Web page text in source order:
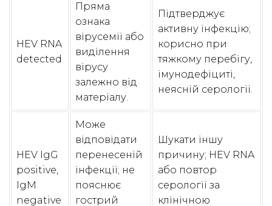
HEV RNA
detected
Пряма
ознака
вірусемії або
виділення
вірусу
залежно від
матеріалу.
Підтверджує
активну інфекцію;
корисно при
тяжкому перебігу,
імунодефіциті,
неясній серології.
HEV IgG
positive,
IgM
negative
Може
відповідати
перенесеній
інфекції; не
пояснює
гострий
Шукати іншу
причину; HEV RNA
або повтор
серології за
клінічною